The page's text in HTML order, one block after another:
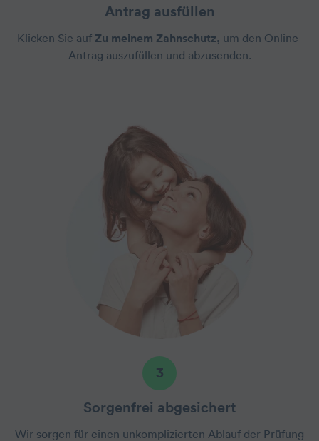
Antrag ausfüllen
Klicken Sie auf Zu meinem Zahnschutz, um den Online-
Antrag auszufüllen und abzusenden.
3
Sorgenfrei abgesichert
Wir sorgen für einen unkomplizierten Ablauf der Prüfung